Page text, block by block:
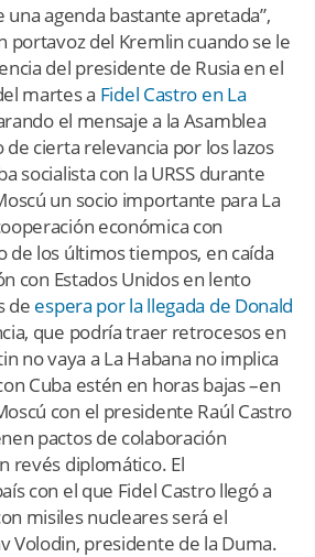
una agenda bastante apretada”,
portavoz del Kremlin cuando se le
del presidente de Rusia en el
martes a Fidel Castro en La
el mensaje a la Asamblea
de cierta relevancia por los lazos
socialista con la URSS durante
un socio importante para La
económica con
de los últimos tiempos, en caída
con Estados Unidos en lento
de espera por la llegada de Donald
que podría traer retrocesos en
no vaya a La Habana no implica
Cuba estén en horas bajas –en
con el presidente Raúl Castro
pactos de colaboración
revés diplomático. El
con el que Fidel Castro llegó a
misiles nucleares será el
Volodin, presidente de la Duma.